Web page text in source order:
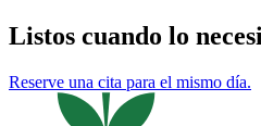
Listos cuando lo
Reserve una cita para el mismo día.